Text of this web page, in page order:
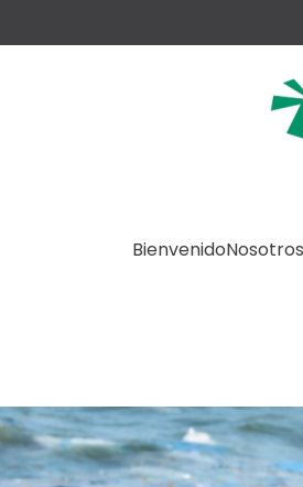
BienvenidoNosotros